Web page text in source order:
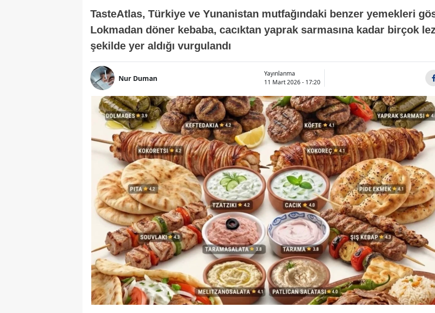
TasteAtlas, Türkiye ve Yunanistan mutfağındaki benzer yemekleri
Lokmadan döner kebaba, cacıktan yaprak sarmasına kadar birçok
şekilde yer aldığı vurgulandı
Nur Duman
Yayınlanma
11 Mart 2026 - 17:20